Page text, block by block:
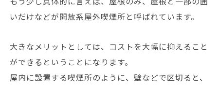
いだけなどが開放系屋外喫煙所と呼ばれています。
大きなメリットとしては、コストを大幅に抑えること
ができるということになります。
屋内に設置する喫煙所のように、壁などで区切ると、